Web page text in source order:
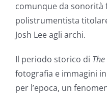
comunque da sonorità
polistrumentista
Josh Lee agli archi.
Il periodo storico di
fotografia e immagini
per l’epoca, un